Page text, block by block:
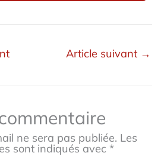
Article suivant →
ne sera pas publiée. Les
sont indiqués avec *